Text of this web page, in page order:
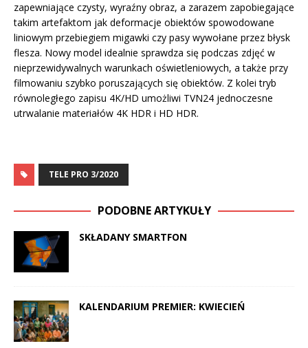
zapewniające czysty, wyraźny obraz, a zarazem zapobiegające
takim artefaktom jak deformacje obiektów spowodowane
liniowym przebiegiem migawki czy pasy wywołane przez błysk
flesza. Nowy model idealnie sprawdza się podczas zdjęć w
nieprzewidywalnych warunkach oświetleniowych, a także przy
filmowaniu szybko poruszających się obiektów. Z kolei tryb
równoległego zapisu 4K/HD umożliwi TVN24 jednoczesne
utrwalanie materiałów 4K HDR i HD HDR.
TELE PRO 3/2020
PODOBNE ARTYKUŁY
SKŁADANY SMARTFON
KALENDARIUM PREMIER: KWIECIEŃ